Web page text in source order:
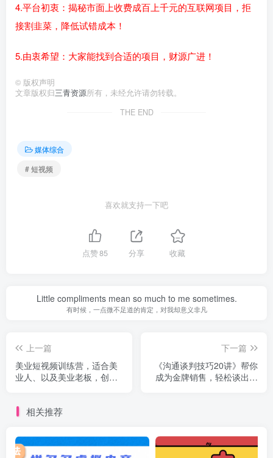
4.平台初衷：揭秘市面上收费成百上千元的互联网项目，拒
接割韭菜，降低试错成本！
5.由衷希望：大家能找到合适的项目，财源广进！
© 版权声明
文章版权归三青资源所有，未经允许请勿转载。
THE END
媒体综合
# 短视频
喜欢就支持一下吧
点赞85 分享 收藏
Little compliments mean so much to me sometimes.
有时候，一点微不足道的肯定，对我却意义非凡
上一篇
美业短视频训练营，适合美
业人、以及美业老板，创业
下一篇
《沟通谈判技巧20讲》帮你
成为金牌销售，轻松谈出好
相关推荐